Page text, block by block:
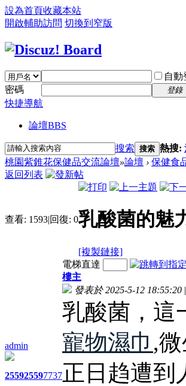
設為首頁收藏本站
開啟輔助訪問 切換到窄版
自動
密碼
登錄
快捷導航
論壇BBS
搜索 搜索 熱搜:
桃園紫錐花保健品交流論壇»論壇 › 保健食
返回列表
查看: 1593|回復: 0乳酸菌的魅
[複製鏈接]
admin
255925597737
電梯直達
樓主
發表於 2025-5-12 18:55:20 |
乳酸菌，這
寵物濕巾 ,
正日趋遭到